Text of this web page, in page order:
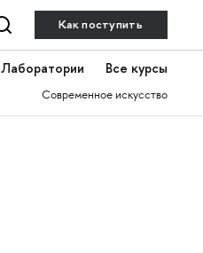
Как поступить
Лаборатории Все курсы
Современное искусство